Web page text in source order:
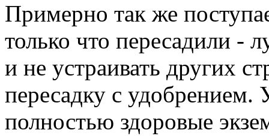
Примерно так же
только что пересадили -
и не устраивать других
пересадку с удобрением.
полностью здоровые